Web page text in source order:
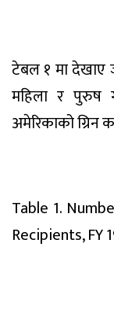
टेबल १ मा देखाए
महिला र पुरुष
अमेरिकाको ग्रिन
Table 1.
Recipients, FY